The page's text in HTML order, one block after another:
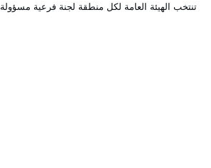
تنتخب الهيئة العامة لكل منطقة لجنة فرعية مسؤولة